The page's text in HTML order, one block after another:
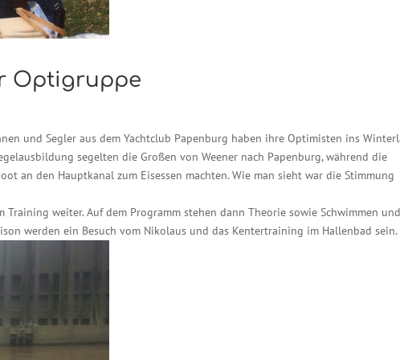
Optigruppe
und Segler aus dem Yachtclub Papenburg haben ihre Optimisten ins
segelten die Großen von Weener nach Papenburg, während die
an den Hauptkanal zum Eisessen machten. Wie man sieht war die Stimmung
Training weiter. Auf dem Programm stehen dann Theorie sowie Schwimmen und
werden ein Besuch vom Nikolaus und das Kentertraining im Hallenbad sein.